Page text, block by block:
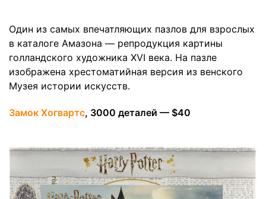
Один из самых впечатляющих пазлов для взрослых
в каталоге Амазона — репродукция картины
голландского художника XVI века. На пазле
изображена хрестоматийная версия из венского
Музея истории искусств.
Замок Хогвартс, 3000 деталей — $40